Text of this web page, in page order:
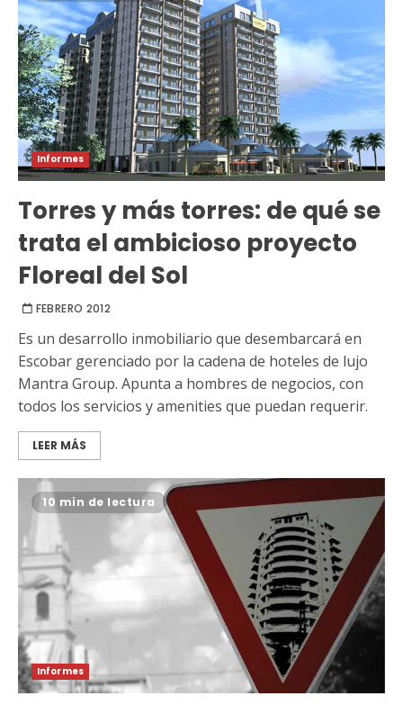
Informes
Torres y más torres: de qué se
trata el ambicioso proyecto
Floreal del Sol
FEBRERO 2012
Es un desarrollo inmobiliario que desembarcará en
Escobar gerenciado por la cadena de hoteles de lujo
Mantra Group. Apunta a hombres de negocios, con
todos los servicios y amenities que puedan requerir.
LEER MÁS
10 min de lectura
Informes